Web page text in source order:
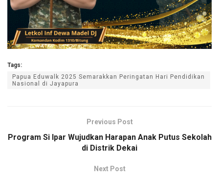
Tags:
Papua Eduwalk 2025 Semarakkan Peringatan Hari Pendidikan
Nasional di Jayapura
Previous Post
Program Si Ipar Wujudkan Harapan Anak Putus Sekolah
di Distrik Dekai
Next Post